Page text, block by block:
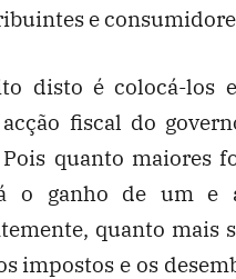
e
disto é colocá-los
fiscal do
Pois quanto maiores
o ganho de um e
quanto mais
impostos e os